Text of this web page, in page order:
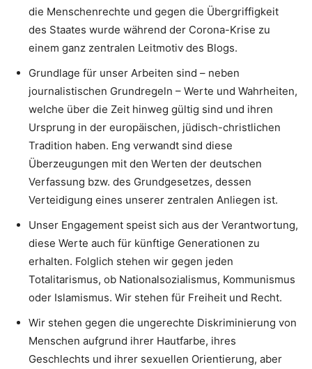
die Menschenrechte und gegen die Übergriffigkeit
des Staates wurde während der Corona-Krise zu
einem ganz zentralen Leitmotiv des Blogs.
Grundlage für unser Arbeiten sind – neben
journalistischen Grundregeln – Werte und Wahrheiten,
welche über die Zeit hinweg gültig sind und ihren
Ursprung in der europäischen, jüdisch-christlichen
Tradition haben. Eng verwandt sind diese
Überzeugungen mit den Werten der deutschen
Verfassung bzw. des Grundgesetzes, dessen
Verteidigung eines unserer zentralen Anliegen ist.
Unser Engagement speist sich aus der Verantwortung,
diese Werte auch für künftige Generationen zu
erhalten. Folglich stehen wir gegen jeden
Totalitarismus, ob Nationalsozialismus, Kommunismus
oder Islamismus. Wir stehen für Freiheit und Recht.
Wir stehen gegen die ungerechte Diskriminierung von
Menschen aufgrund ihrer Hautfarbe, ihres
Geschlechts und ihrer sexuellen Orientierung, aber